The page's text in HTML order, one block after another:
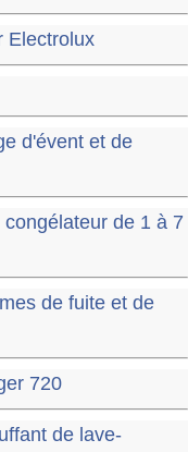
Electrolux
d'évent et de
de 1 à 7
de fuite et de
720
de lave-